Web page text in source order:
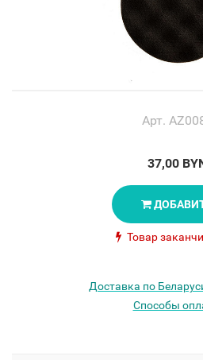
Арт.
37,00
Товар
Доставка по
Способы